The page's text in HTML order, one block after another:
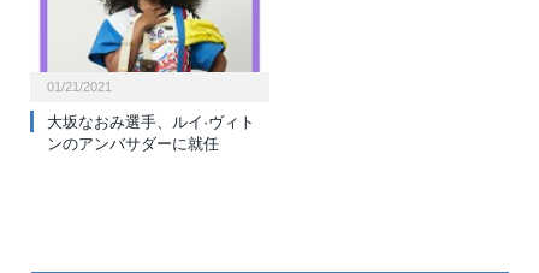
01/21/2021
大坂なおみ選手、ルイ·ヴィト
ンのアンバサダーに就任